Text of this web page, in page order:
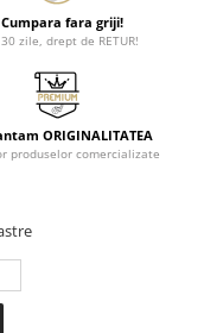
Cumpara fara griji!
zile, drept de RETUR!
ORIGINALITATEA
produselor comercializate